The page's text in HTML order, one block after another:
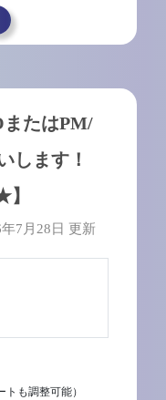
たはPM/
します！
年7月28日 更新
も調整可能）